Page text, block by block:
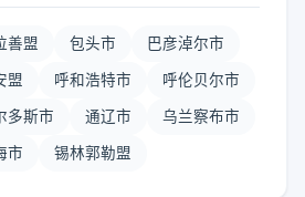
善盟 包头市 巴彦淖尔市
盟 呼和浩特市 呼伦贝尔市
多斯市 通辽市 乌兰察布市
市 锡林郭勒盟